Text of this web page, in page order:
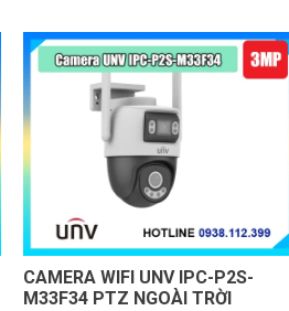
tức thì
CAMERA WIFI UNV IPC-P2S-
M33F34 PTZ NGOÀI TRỜI